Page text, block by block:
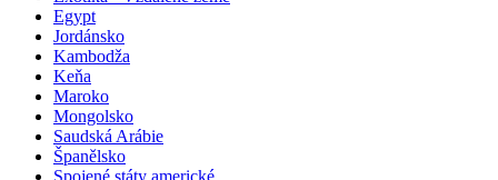
Egypt
Jordánsko
Kambodža
Keňa
Maroko
Mongolsko
Saudská Arábie
Španělsko
Spojené státy americké